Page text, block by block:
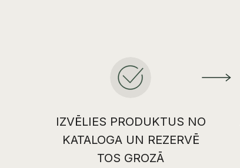
IZVĒLIES PRODUKTUS NO
KATALOGA UN REZERVĒ
TOS GROZĀ